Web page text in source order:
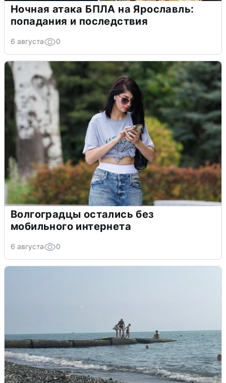
Ночная атака БПЛА на Ярославль:
попадания и последствия
6 августа 0
Волгоградцы остались без
мобильного интернета
6 августа 0